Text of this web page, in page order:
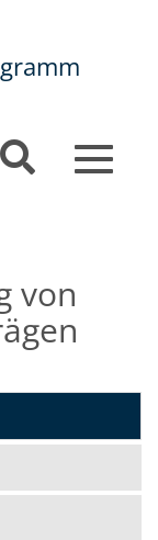
Toggle
von